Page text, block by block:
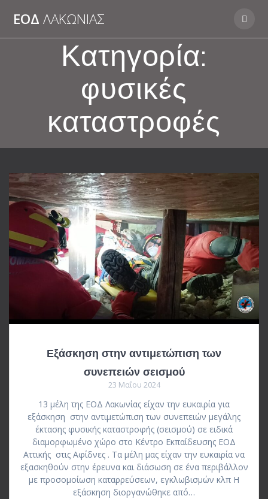
ΕΟΔ ΛΑΚΩΝΊΑΣ
Κατηγορία:
φυσικές
καταστροφές
Εξάσκηση στην αντιμετώπιση των
συνεπειών σεισμού
23 Μαΐου 2024
13 μέλη της ΕΟΔ Λακωνίας είχαν την ευκαιρία για
εξάσκηση στην αντιμετώπιση των συνεπειών μεγάλης
έκτασης φυσικής καταστροφής (σεισμού) σε ειδικά
διαμορφωμένο χώρο στο Κέντρο Εκπαίδευσης ΕΟΔ
Αττικής στις Αφίδνες . Τα μέλη μας είχαν την ευκαιρία να
εξασκηθούν στην έρευνα και διάσωση σε ένα περιβάλλον
με προσομοίωση καταρρεύσεων, εγκλωβισμών κλπ Η
εξάσκηση διοργανώθηκε από…